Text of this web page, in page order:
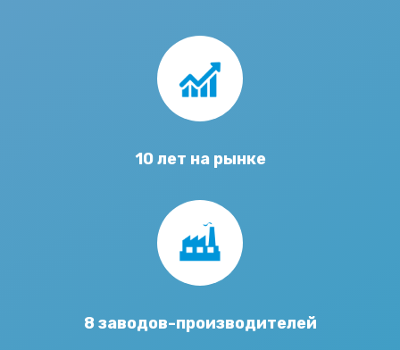
10 лет на рынке
8 заводов-производителей